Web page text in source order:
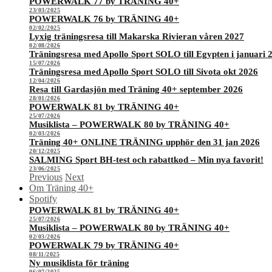
23/03/2025
POWERWALK 76 by TRÄNING 40+
02/02/2025
Lyxig träningsresa till Makarska Rivieran våren 2027
02/08/2026
Träningsresa med Apollo Sport SOLO till Egypten i januari
15/07/2026
Träningsresa med Apollo Sport SOLO till Sivota okt 2026
12/04/2026
Resa till Gardasjön med Träning 40+ september 2026
28/01/2026
POWERWALK 81 by TRÄNING 40+
25/07/2026
Musiklista – POWERWALK 80 by TRÄNING 40+
02/03/2026
Träning 40+ ONLINE TRÄNING upphör den 31 jan 2026
20/12/2025
SALMING Sport BH-test och rabattkod – Min nya favorit!
23/06/2025
Previous Next
Om Träning 40+
Spotify
POWERWALK 81 by TRÄNING 40+
25/07/2026
Musiklista – POWERWALK 80 by TRÄNING 40+
02/03/2026
POWERWALK 79 by TRÄNING 40+
08/11/2025
Ny musiklista för träning